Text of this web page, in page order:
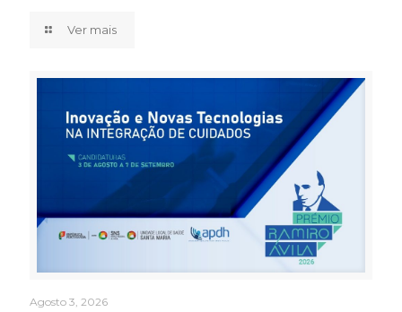
Ver mais
Agosto 3, 2026